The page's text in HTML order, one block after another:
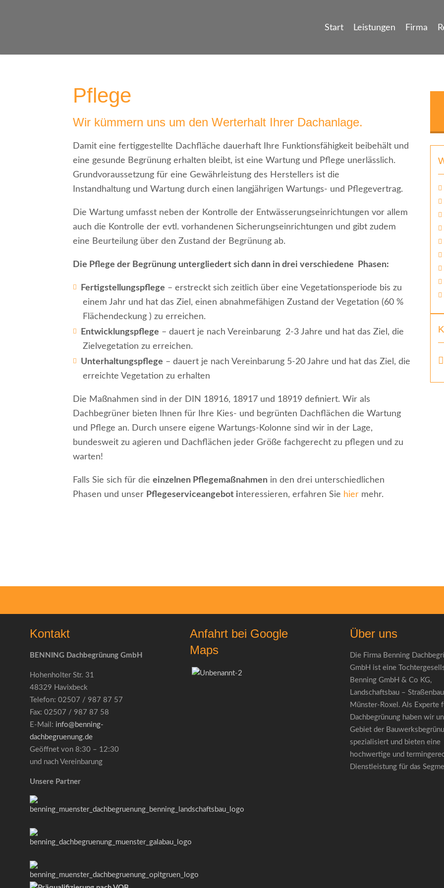
Start Leistungen Firma
Pflege
Wir kümmern uns um den Werterhalt Ihrer Dachanlage.
Damit eine fertiggestellte Dachfläche dauerhaft Ihre Funktionsfähigkeit beibehält und
eine gesunde Begrünung erhalten bleibt, ist eine Wartung und Pflege unerlässlich.
Grundvoraussetzung für eine Gewährleistung des Herstellers ist die
Instandhaltung und Wartung durch einen langjährigen Wartungs- und Pflegevertrag.
Die Wartung umfasst neben der Kontrolle der Entwässerungseinrichtungen vor allem
auch die Kontrolle der evtl. vorhandenen Sicherungseinrichtungen und gibt zudem
eine Beurteilung über den Zustand der Begrünung ab.
Die Pflege der Begrünung untergliedert sich dann in drei verschiedene Phasen:
Fertigstellungspflege – erstreckt sich zeitlich über eine Vegetationsperiode bis zu
einem Jahr und hat das Ziel, einen abnahmefähigen Zustand der Vegetation (60 %
Flächendeckung ) zu erreichen.
Entwicklungspflege – dauert je nach Vereinbarung 2-3 Jahre und hat das Ziel, die
Zielvegetation zu erreichen.
Unterhaltungspflege – dauert je nach Vereinbarung 5-20 Jahre und hat das Ziel, die
erreichte Vegetation zu erhalten
Die Maßnahmen sind in der DIN 18916, 18917 und 18919 definiert. Wir als
Dachbegrüner bieten Ihnen für Ihre Kies- und begrünten Dachflächen die Wartung
und Pflege an. Durch unsere eigene Wartungs-Kolonne sind wir in der Lage,
bundesweit zu agieren und Dachflächen jeder Größe fachgerecht zu pflegen und zu
warten!
Falls Sie sich für die einzelnen Pflegemaßnahmen in den drei unterschiedlichen
Phasen und unser Pflegeserviceangebot interessieren, erfahren Sie hier mehr.
Kontakt
BENNING Dachbegrünung GmbH
Hohenholter Str. 31
48329 Havixbeck
Telefon: 02507 / 987 87 57
Fax: 02507 / 987 87 58
E-Mail: info@benning-
dachbegruenung.de
Geöffnet von 8:30 – 12:30
und nach Vereinbarung
Unsere Partner
Anfahrt bei Google
Maps
Über uns
Die Firma Benning
GmbH ist eine
Benning GmbH & Co KG,
Landschaftsbau –
Münster-Roxel. Als Experte
Dachbegrünung haben wir
Gebiet der
spezialisiert und bieten eine
hochwertige und
Dienstleistung für das